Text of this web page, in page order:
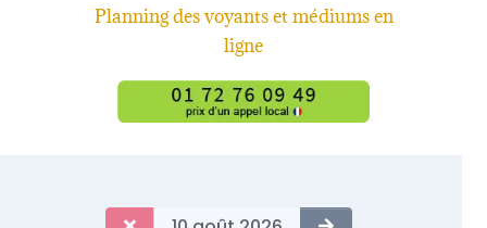
Planning des voyants et médiums en
ligne